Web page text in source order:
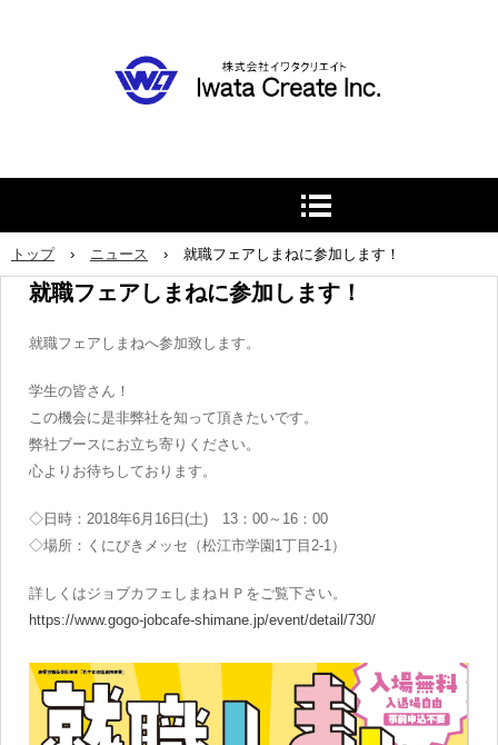
トップ › ニュース › 就職フェアしまねに参加します！
就職フェアしまねに参加します！
就職フェアしまねへ参加致します。
学生の皆さん！
この機会に是非弊社を知って頂きたいです。
弊社ブースにお立ち寄りください。
心よりお待ちしております。
◇日時：2018年6月16日(土) 13：00～16：00
◇場所：くにびきメッセ（松江市学園1丁目2-1）
詳しくはジョブカフェしまねＨＰをご覧下さい。
https://www.gogo-jobcafe-shimane.jp/event/detail/730/